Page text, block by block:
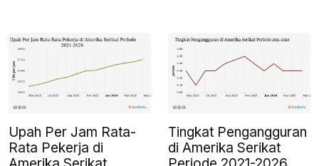
Upah Per Jam Rata-
Rata Pekerja di
Tingkat Pengangguran
di Amerika Serikat